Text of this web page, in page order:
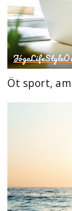
JógaLifeStyle
Öt sport,